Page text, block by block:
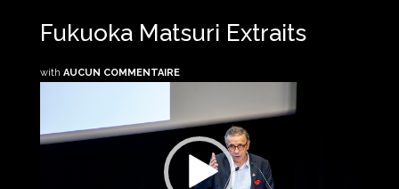
Fukuoka Matsuri Extraits
with AUCUN COMMENTAIRE